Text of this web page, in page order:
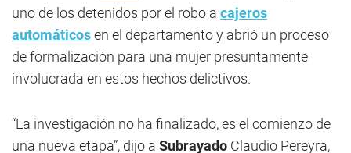
uno de los detenidos por el robo a cajeros
automáticosen el departamento y abrió un proceso
de formalización para una mujer presuntamente
involucrada en estos hechos delictivos.
“La investigación no ha finalizado, es el comienzo de
una nueva etapa”, dijo a Subrayado Claudio Pereyra,